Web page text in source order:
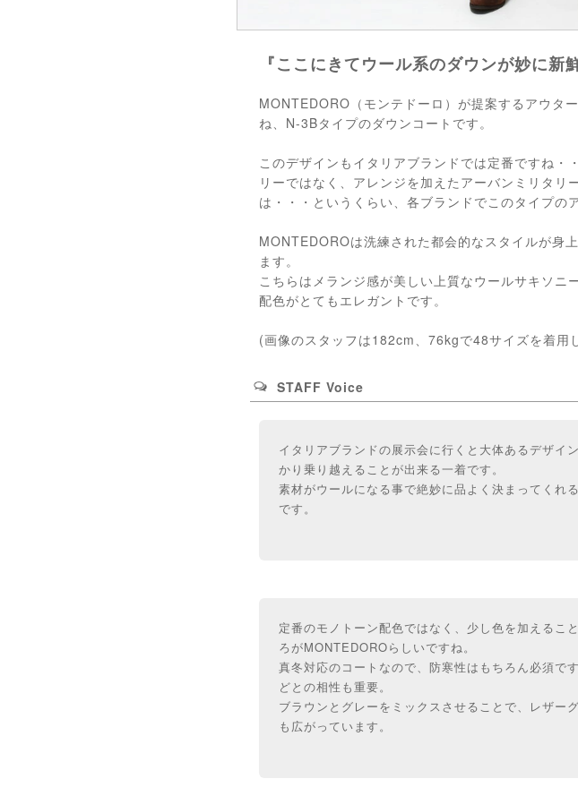
『ここにきてウール系のダウンが妙に新
MONTEDORO（モンテドーロ）が提案するアウタ
ね、N-3Bタイプのダウンコートです。
このデザインもイタリアブランドでは定番ですね
リーではなく、アレンジを加えたアーバンミリタ
は・・・というくらい、各ブランドでこのタイプの
MONTEDOROは洗練された都会的なスタイルが身
ます。
こちらはメランジ感が美しい上質なウールサキソ
配色がとてもエレガントです。
(画像のスタッフは182cm、76kgで48サイズを着用
STAFF Voice
イタリアブランドの展示会に行くと大体あるデザイ
かり乗り越えることが出来る一着です。
素材がウールになる事で絶妙に品よく決まってくれ
です。
定番のモノトーン配色ではなく、少し色を加えるこ
ろがMONTEDOROらしいですね。
真冬対応のコートなので、防寒性はもちろん必須で
どとの相性も重要。
ブラウンとグレーをミックスさせることで、レザー
も広がっています。